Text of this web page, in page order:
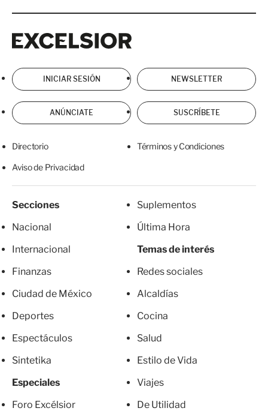
INICIAR SESIÓN NEWSLETTER
ANÚNCIATE SUSCRÍBETE
Directorio Términos y Condiciones
Aviso de Privacidad
Secciones
Nacional
Internacional
Finanzas
Ciudad de México
Deportes
Espectáculos
Sintetika
Especiales
Foro Excélsior
Suplementos
Última Hora
Temas de interés
Redes sociales
Alcaldías
Cocina
Salud
Estilo de Vida
Viajes
De Utilidad